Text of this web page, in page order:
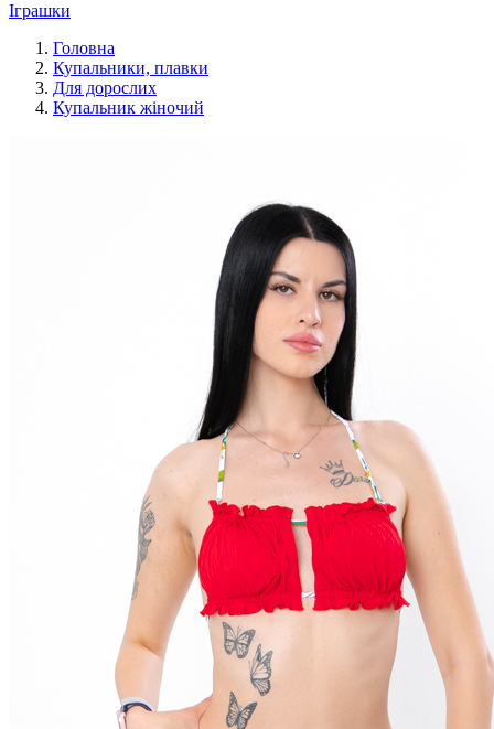
Іграшки
Головна
Купальники, плавки
Для дорослих
Купальник жіночий